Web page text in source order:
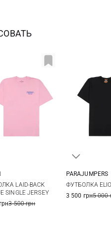
LAID-BACK
SINGLE JERSEY
3 500 грн
PARAJUMPERS
ФУТБОЛКА
3 500 грн5 000